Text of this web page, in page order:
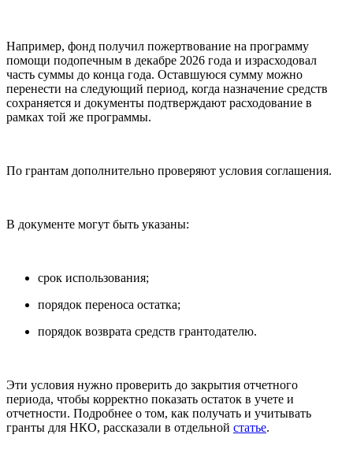
Например, фонд получил пожертвование на программу
помощи подопечным в декабре 2026 года и израсходовал
часть суммы до конца года. Оставшуюся сумму можно
перенести на следующий период, когда назначение средств
сохраняется и документы подтверждают расходование в
рамках той же программы.
По грантам дополнительно проверяют условия соглашения.
В документе могут быть указаны:
срок использования;
порядок переноса остатка;
порядок возврата средств грантодателю.
Эти условия нужно проверить до закрытия отчетного
периода, чтобы корректно показать остаток в учете и
отчетности. Подробнее о том, как получать и учитывать
гранты для НКО, рассказали в отдельной статье.